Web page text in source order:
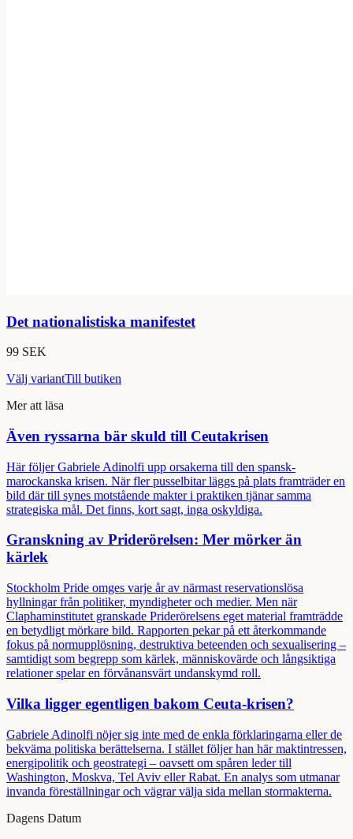
Det nationalistiska manifestet
99 SEK
Välj variantTill butiken
Mer att läsa
Även ryssarna bär skuld till Ceutakrisen
Här följer Gabriele Adinolfi upp orsakerna till den spansk-
marockanska krisen. När fler pusselbitar läggs på plats framträder en
bild där till synes motstående makter i praktiken tjänar samma
strategiska mål. Det finns, kort sagt, inga oskyldiga.
Granskning av Priderörelsen: Mer mörker än
kärlek
Stockholm Pride omges varje år av närmast reservationslösa
hyllningar från politiker, myndigheter och medier. Men när
Claphaminstitutet granskade Priderörelsens eget material framträdde
en betydligt mörkare bild. Rapporten pekar på ett återkommande
fokus på normupplösning, destruktiva beteenden och sexualisering –
samtidigt som begrepp som kärlek, människovärde och långsiktiga
relationer spelar en förvånansvärt undanskymd roll.
Vilka ligger egentligen bakom Ceuta-krisen?
Gabriele Adinolfi nöjer sig inte med de enkla förklaringarna eller de
bekväma politiska berättelserna. I stället följer han här maktintressen,
energipolitik och geostrategi – oavsett om spåren leder till
Washington, Moskva, Tel Aviv eller Rabat. En analys som utmanar
invanda föreställningar och vägrar välja sida mellan stormakterna.
Dagens Datum